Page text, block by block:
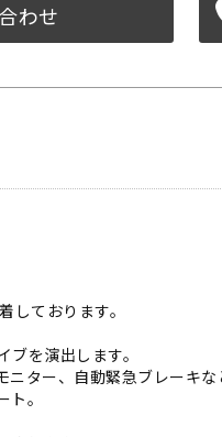
ております。
を演出します。
ター、自動緊急ブレーキな
。